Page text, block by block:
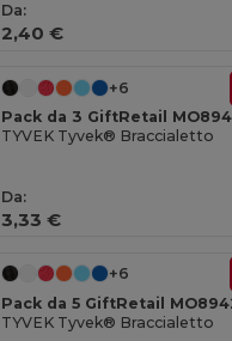
Da:
2,40 €
+6
Pack da 3 GiftRetail
TYVEK Tyvek® Braccialetto
Da:
3,33 €
+6
Pack da 5 GiftRetail
TYVEK Tyvek® Braccialetto